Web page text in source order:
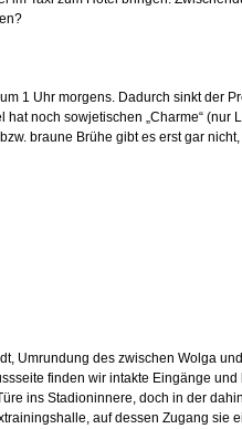
1 Uhr morgens. Dadurch sinkt der
hat noch sowjetischen „Charme“
braune Brühe gibt es erst gar
Umrundung des zwischen Wolga
finden wir intakte Eingänge
ins Stadioninnere, doch in der
auf dessen Zugang sie